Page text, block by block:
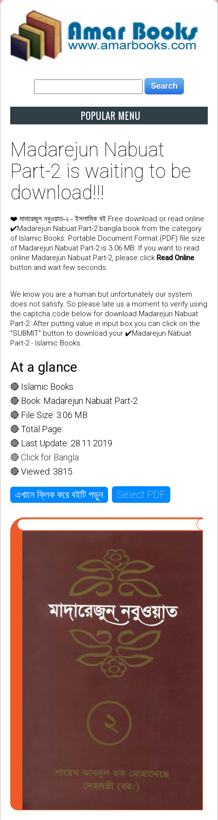
POPULAR MENU
Madarejun Nabuat
Part-2 is waiting to be
download!!!
❤️ মাদারেজুল নবুওয়াত-২ - ইসলামিক বই Free download or read online
✔️Madarejun Nabuat Part-2 bangla book from the category
of Islamic Books. Portable Document Format (PDF) file size
of Madarejun Nabuat Part-2 is 3.06 MB. If you want to read
online Madarejun Nabuat Part-2, please click Read Online
button and wait few seconds.
We know you are a human but unfortunately our system
does not satisfy. So please late us a moment to verify using
the captcha code below for download Madarejun Nabuat
Part-2. After putting value in input box you can click on the
"SUBMIT" button to download your ✔️Madarejun Nabuat
Part-2 - Islamic Books.
At a glance
🔴 Islamic Books
🔴 Book: Madarejun Nabuat Part-2
🔴 File Size: 3.06 MB
🔴 Total Page:
🔴 Last Update: 28.11.2019
🔴 Click for Bangla
🔴 Viewed: 3815
এখানে ক্লিক করে বইটি পড়ুন Select PDF